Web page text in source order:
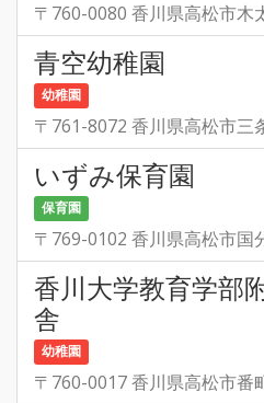
〒760-0080 香川県高松市木
青空幼稚園
幼稚園
〒761-8072 香川県高松市三
いずみ保育園
保育園
〒769-0102 香川県高松市国
香川大学教育学部
舎
幼稚園
〒760-0017 香川県高松市番